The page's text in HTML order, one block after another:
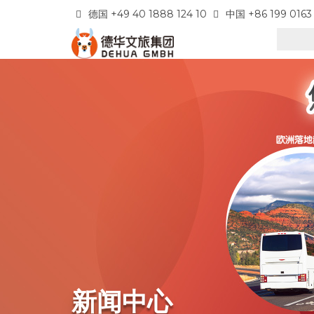
德国 +49 40 1888 124 10 中国 +86 199
新闻中心